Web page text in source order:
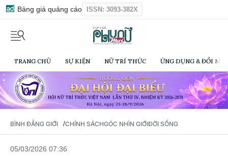
Bảng giá quảng cáo ISSN: 3093-382X
TRANG CHỦ SỰ KIỆN NỮ TRÍ THỨC ỨNG DỤNG & ĐỔI
BÌNH ĐẲNG GIỚI /CHÍNH SÁCHGÓC NHÌN GIỚIĐỜI SỐNG
05/03/2026 07:36